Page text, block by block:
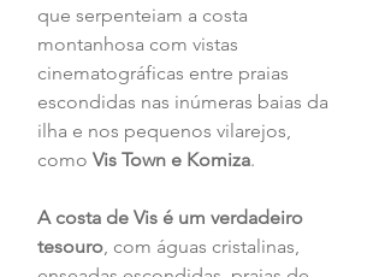
que serpenteiam a costa
montanhosa com vistas
cinematográficas entre praias
escondidas nas inúmeras baias da
ilha e nos pequenos vilarejos,
como Vis Town e Komiza.
A costa de Vis é um verdadeiro
tesouro, com águas cristalinas,